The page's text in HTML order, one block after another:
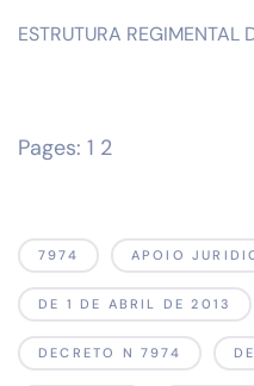
ESTRUTURA REGIMENTAL
Pages: 1 2
7974 APOIO
DE 1 DE ABRIL DE 2013
DECRETO N 7974